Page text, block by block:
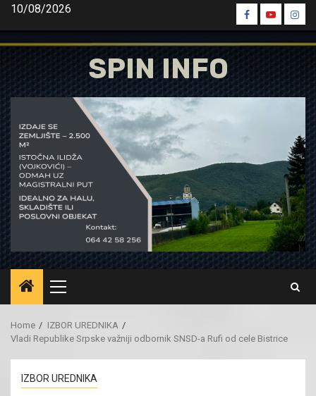
Skip
content
10/08/2026
Spin
Facebook
Spin
Youtube
Spin
SPIN INFO
Primary
Menu
Home
IZBOR UREDNIKA
Vladi Republike Srpske važniji odbornik SNSD-a Rufi od cele Bistrice
IZBOR UREDNIKA